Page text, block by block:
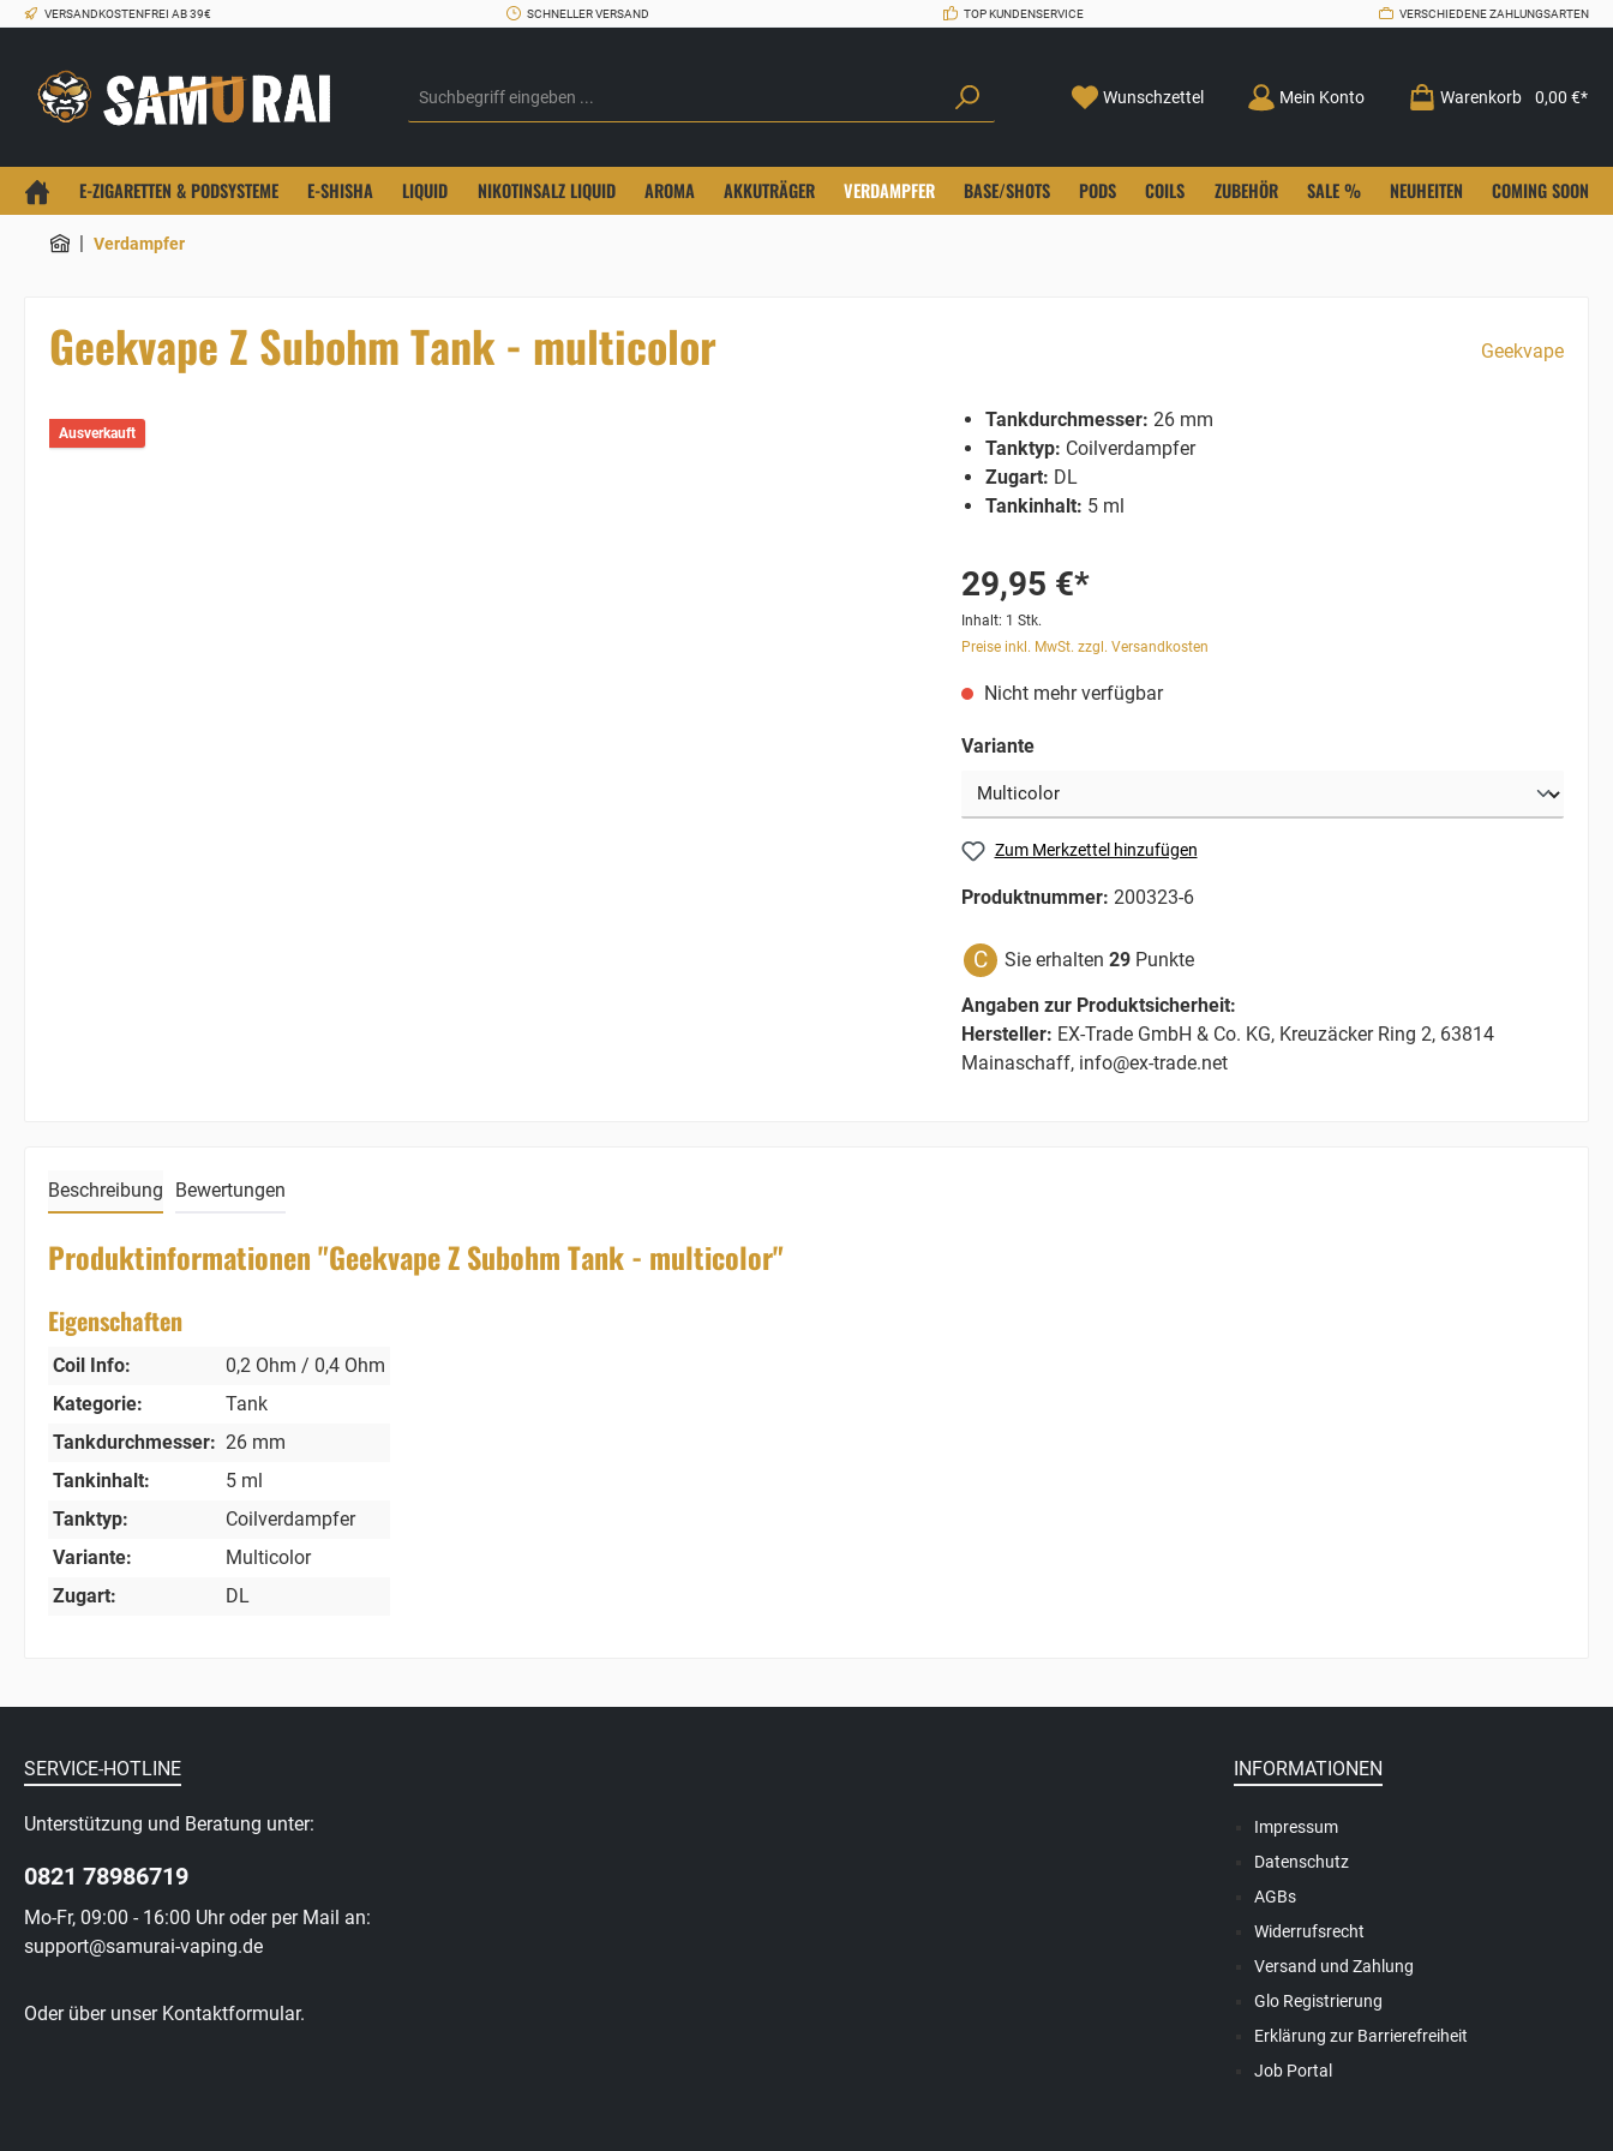
VERSANDKOSTENFREI AB 39€ SCHNELLER VERSAND TOP KUNDENSERVICE VERSCHIEDENE ZAHLUNGSARTEN
Wunschzettel Mein Konto Warenkorb 0,00 €*
E-ZIGARETTEN & PODSYSTEME E-SHISHA LIQUID NIKOTINSALZ LIQUID AROMA AKKUTRÄGER VERDAMPFER BASE/SHOTS PODS COILS ZUBEHÖR SALE % NEUHEITEN COMING SOON
| Verdampfer
Geekvape Z Subohm Tank - multicolor Geekvape
Ausverkauft
Tankdurchmesser: 26 mm
Tanktyp: Coilverdampfer
Zugart: DL
Tankinhalt: 5 ml
29,95 €*
Inhalt: 1 Stk.
Preise inkl. MwSt. zzgl. Versandkosten
Nicht mehr verfügbar
Variante
Zum Merkzettel hinzufügen
Produktnummer: 200323-6
C Sie erhalten 29 Punkte
Angaben zur Produktsicherheit:
Hersteller: EX-Trade GmbH & Co. KG, Kreuzäcker Ring 2, 63814
Mainaschaff, info@ex-trade.net
Beschreibung Bewertungen
Produktinformationen "Geekvape Z Subohm Tank - multicolor"
Eigenschaften
Coil Info:
0,2 Ohm / 0,4 Ohm
Kategorie:
Tank
Tankdurchmesser: 26 mm
Tankinhalt:
5 ml
Tanktyp:
Coilverdampfer
Variante:
Multicolor
Zugart:
DL
SERVICE-HOTLINE
Unterstützung und Beratung unter:
0821 78986719
Mo-Fr, 09:00 - 16:00 Uhr oder per Mail an:
support@samurai-vaping.de
Oder über unser Kontaktformular.
INFORMATIONEN
Impressum
Datenschutz
AGBs
Widerrufsrecht
Versand und Zahlung
Glo Registrierung
Erklärung zur Barrierefreiheit
Job Portal